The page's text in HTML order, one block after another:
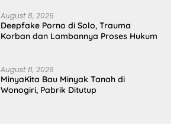
August 8, 2026
Deepfake Porno di Solo, Trauma
Korban dan Lambannya Proses Hukum
August 8, 2026
MinyaKita Bau Minyak Tanah di
Wonogiri, Pabrik Ditutup